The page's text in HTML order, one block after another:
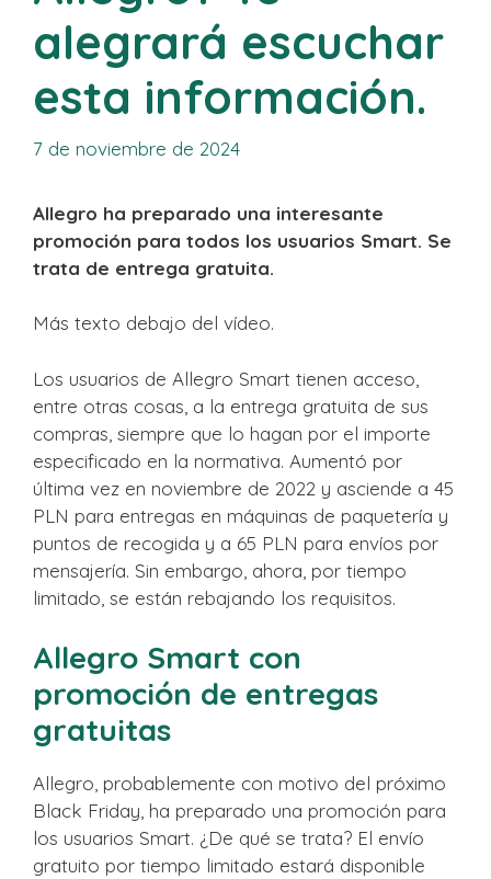
alegrará escuchar
esta información.
7 de noviembre de 2024
Allegro ha preparado una interesante
promoción para todos los usuarios Smart. Se
trata de entrega gratuita.
Más texto debajo del vídeo.
Los usuarios de Allegro Smart tienen acceso,
entre otras cosas, a la entrega gratuita de sus
compras, siempre que lo hagan por el importe
especificado en la normativa. Aumentó por
última vez en noviembre de 2022 y asciende a 45
PLN para entregas en máquinas de paquetería y
puntos de recogida y a 65 PLN para envíos por
mensajería. Sin embargo, ahora, por tiempo
limitado, se están rebajando los requisitos.
Allegro Smart con
promoción de entregas
gratuitas
Allegro, probablemente con motivo del próximo
Black Friday, ha preparado una promoción para
los usuarios Smart. ¿De qué se trata? El envío
gratuito por tiempo limitado estará disponible